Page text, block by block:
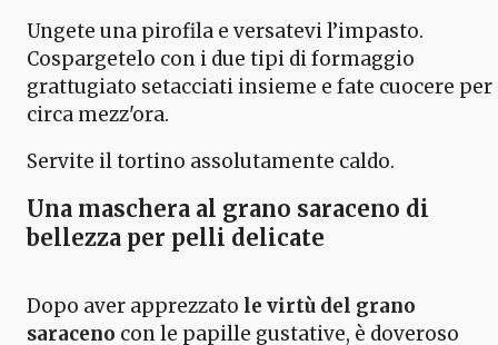
Ungete una pirofila e versatevi l’impasto.
Cospargetelo con i due tipi di formaggio
grattugiato setacciati insieme e fate cuocere per
circa mezz'ora.
Servite il tortino assolutamente caldo.
Una maschera al grano saraceno di
bellezza per pelli delicate
Dopo aver apprezzato le virtù del grano
saraceno con le papille gustative, è doveroso